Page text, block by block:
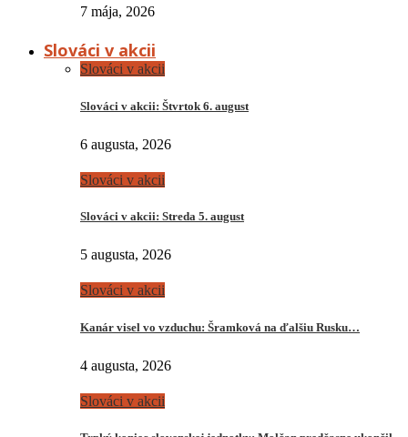
7 mája, 2026
Slováci v akcii
Slováci v akcii
Slováci v akcii: Štvrtok 6. august
6 augusta, 2026
Slováci v akcii
Slováci v akcii: Streda 5. august
5 augusta, 2026
Slováci v akcii
Kanár visel vo vzduchu: Šramková na ďalšiu Rusku…
4 augusta, 2026
Slováci v akcii